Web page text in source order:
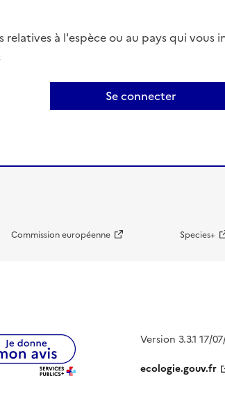
à l'espèce ou au pays qui vous
Se connecter
Commission européenne Species+
Version 3.3.1 17/
ecologie.gouv.fr